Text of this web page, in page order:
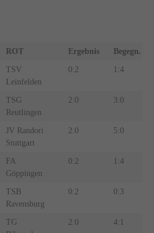
ROT Ergebnis Begegn.
TSV
Leinfelden
0:2 1:4
TSG
Reutlingen
2:0 3:0
JV Randori
Stuttgart
2:0 5:0
FA
Göppingen
0:2 1:4
TSB
Ravensburg
0:2 0:3
TG
2:0 4:1